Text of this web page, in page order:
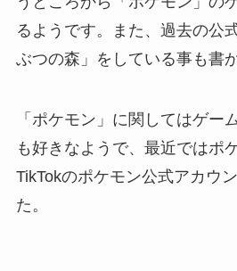
るようです。また、過去の公
ぶつの森」をしている事も書
「ポケモン」に関してはゲー
も好きなようで、最近ではポ
TikTokのポケモン公式アカウ
た。